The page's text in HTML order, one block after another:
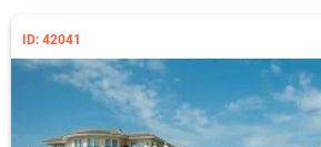
ID: 42041